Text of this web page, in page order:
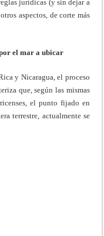
jurídicas (y sin dejar a
aspectos, de corte más
el mar a ubicar
y Nicaragua, el proceso
que, según las mismas
el punto fijado en
terrestre, actualmente se